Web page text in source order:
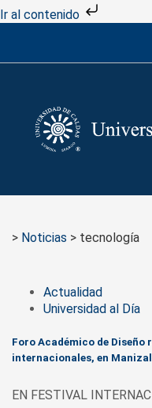
Ir al contenido
> Noticias > tecnología
Actualidad
Universidad al Día
Foro Académico de Diseño
internacionales, en
EN FESTIVAL